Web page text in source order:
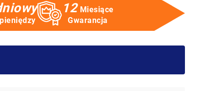
12 Miesiące
Gwarancja